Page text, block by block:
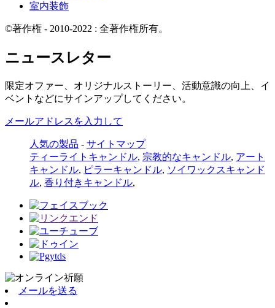
室内装飾
©著作権 - 2010-2022 : 全著作権所有。
ニュースレター
限定オファー、オリジナルストーリー、活動意識の向上、イ
ベントなどにサインアップしてください。
メールアドレスを入力して
人気の製品 - サイトマップ
ティーライトキャンドル, 宗教的なキャンドル, アート
キャンドル, ピラーキャンドル, ソイワックスキャンド
ル, 香り付きキャンドル,
メールを送る